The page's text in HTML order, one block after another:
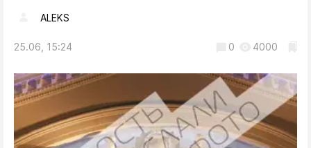
ALEKS
25.06, 15:24 0 4000